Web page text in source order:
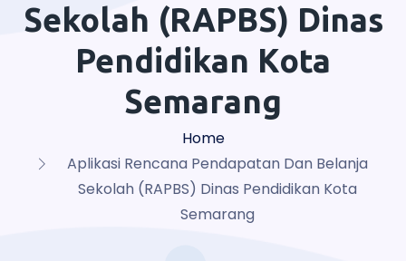
Sekolah (RAPBS) Dinas
Pendidikan Kota
Semarang
Home
Aplikasi Rencana Pendapatan Dan Belanja
Sekolah (RAPBS) Dinas Pendidikan Kota
Semarang